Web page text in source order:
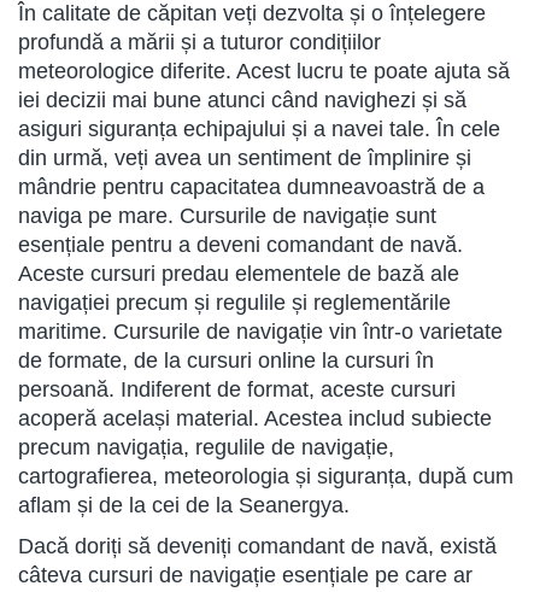
În calitate de căpitan veți dezvolta și o înțelegere
profundă a mării și a tuturor condițiilor
meteorologice diferite. Acest lucru te poate ajuta să
iei decizii mai bune atunci când navighezi și să
asiguri siguranța echipajului și a navei tale. În cele
din urmă, veți avea un sentiment de împlinire și
mândrie pentru capacitatea dumneavoastră de a
naviga pe mare. Cursurile de navigație sunt
esențiale pentru a deveni comandant de navă.
Aceste cursuri predau elementele de bază ale
navigației precum și regulile și reglementările
maritime. Cursurile de navigație vin într-o varietate
de formate, de la cursuri online la cursuri în
persoană. Indiferent de format, aceste cursuri
acoperă același material. Acestea includ subiecte
precum navigația, regulile de navigație,
cartografierea, meteorologia și siguranța, după cum
aflam și de la cei de la Seanergya.
Dacă doriți să deveniți comandant de navă, există
câteva cursuri de navigație esențiale pe care ar